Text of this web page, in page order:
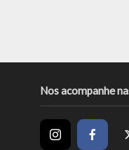
Nos acompanhe